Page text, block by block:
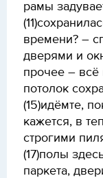
рамы
времени? –
дверями и
прочее – всё
потолок
(15)идёмте,
кажется, в
строгими
(17)полы
паркета,